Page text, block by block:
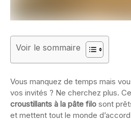
Voir le sommaire
Vous manquez de temps mais
vos invités ? Ne cherchez plus.
croustillants à la pâte filo sont
et mettent tout le monde